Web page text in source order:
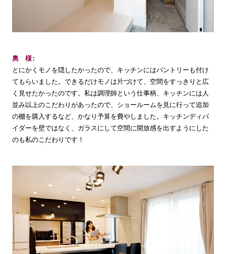
奥
様
とにかくモノを隠したかったので、キッチンにはパントリーも付け
てもらいました。できるだけモノは片づけて、空間をすっきりと広
く見せたかったのです。私は調理師という仕事柄、キッチンには人
並み以上のこだわりがあったので、ショールームを見に行って追加
の棚を購入するなど、かなり予算を費やしました。キッチンディバ
イダーを壁ではなく、ガラスにして空間に開放感を出すようにした
のも私のこだわりです！